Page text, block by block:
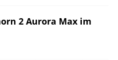
2 Aurora Max im